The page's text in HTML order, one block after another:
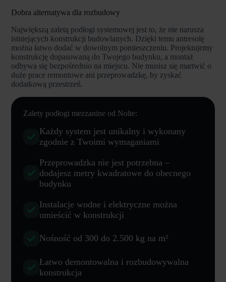
Dobra alternatywa dla rozbudowy
Największą zaletą podłogi systemowej jest to, że nie narusza
istniejących konstrukcji budowlanych. Dzięki temu antresolę
można łatwo dodać w dowolnym pomieszczeniu. Projektujemy
konstrukcję dopasowaną do Twojego budynku, a montaż
odbywa się bezpośrednio na miejscu. Nie musisz się martwić o
duże prace remontowe ani przeprowadzkę, by zyskać
dodatkową przestrzeń.
Zalety podłogi mezzanine od Nolte:
Każdy system jest unikalny i wykonany
zgodnie z Twoimi wymaganiami
Przeprowadzka nie jest potrzebna –
dodajesz metry kwadratowe do obecnego
budynku
Instalacje wodne i elektryczne można
umieścić w konstrukcji
Nośność od 300 do 2.500 kg na m²
Łatwo demontowalna i rozbudowywalna
konstrukcja